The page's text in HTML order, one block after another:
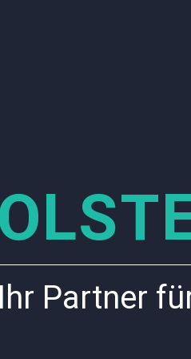
Partner